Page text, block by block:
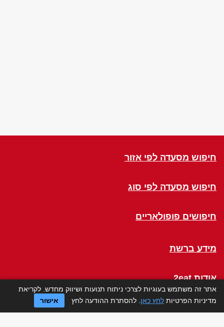
חיפוש מסעדה לפי אזור
חיפוש מסעדה לפי סוג
חיפושים פופולאריים
מידע ברשת
אודות 2eat
Click a Table
אתר זה משתמש בעוגיות לצרכי ניתוח תנועות ושיווק מחדש. לקריאת
מדיניות הפרטיות לחץ כאן . להסתרת ההודעה לחץ אישור